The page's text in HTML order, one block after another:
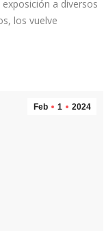
a diversos
los vuelve
Feb 1 2024